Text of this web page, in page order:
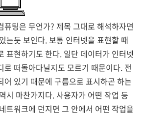
퓨팅은 무언가? 제목 그대로 해석하자면
는듯 보인다. 보통 인터넷을 표현할 때
표현하기도 한다. 일단 데이터가 인터넷
로 떠돌아다닐지도 모르기 때문이다. 전
어 있기 때문에 구름으로 표시하곤 하는
시 마찬가지다. 사용자가 어떤 작업 등
트워크에 던지면 그 안에서 어떤 작업을